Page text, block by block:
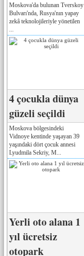
Moskova'da bulunan Tverskoy
Bulvarı'nda, Rusya'nın yapay
zekâ teknolojileriyle yönetilen
4 çocukla dünya
güzeli seçildi
Moskova bölgesindeki
Vidnoye kentinde yaşayan 39
yaşındaki dört çocuk annesi
Lyudmila Sekriy, M...
Yerli oto alana 1
yıl ücretsiz
otopark